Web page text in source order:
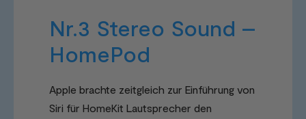
Nr.3 Stereo Sound –
HomePod
Apple brachte zeitgleich zur Einführung von
Siri für HomeKit Lautsprecher den